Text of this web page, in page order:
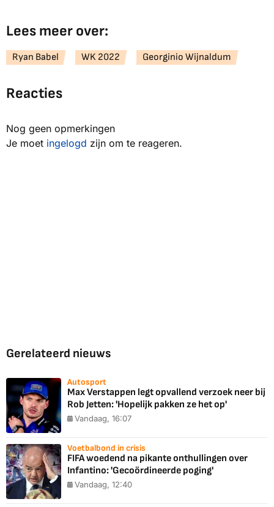
Lees meer over:
Ryan Babel WK 2022 Georginio Wijnaldum
Reacties
Nog geen opmerkingen
Je moet ingelogd zijn om te reageren.
Gerelateerd nieuws
Autosport
Max Verstappen legt opvallend verzoek neer bij
Rob Jetten: 'Hopelijk pakken ze het op'
Vandaag, 16:07
Voetbalbond in crisis
FIFA woedend na pikante onthullingen over
Infantino: 'Gecoördineerde poging'
Vandaag, 12:40